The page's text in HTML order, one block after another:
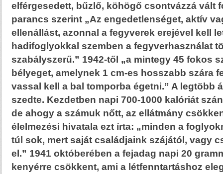
elférgesedett, bűzlő, köhögő csontvázzá vált
parancs szerint „Az engedetlenséget, aktív
ellenállást, azonnal a fegyverek erejével kell
hadifoglyokkal szemben a fegyverhasználat
szabályszerű.” 1942-től „a mintegy 45 fokos
bélyeget, amelynek 1 cm-es hosszabb szára
vassal kell a bal tomporba égetni.” A legtöbb
szedte. Kezdetben napi 700-1000 kalóriát
de ahogy a számuk nőtt, az ellátmány
élelmezési hivatala ezt írta: „minden a
túl sok, mert saját családjaink szájától, vagy
el.” 1941 októberében a fejadag napi 20
kenyérre csökkent, ami a létfenntartáshoz